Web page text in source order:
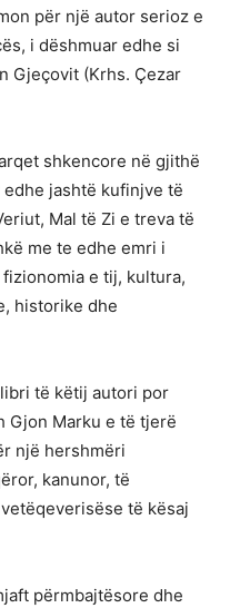
për një autor serioz e
i dëshmuar edhe si
Gjeçovit (Krhs. Çezar
shkencore në gjithë
jashtë kufinjve të
Mal të Zi e treva të
me te edhe emri i
e tij, kultura,
historike dhe
të këtij autori por
Gjon Marku e të tjerë
një hershmëri
kanunor, të
të kësaj
përmbajtësore dhe